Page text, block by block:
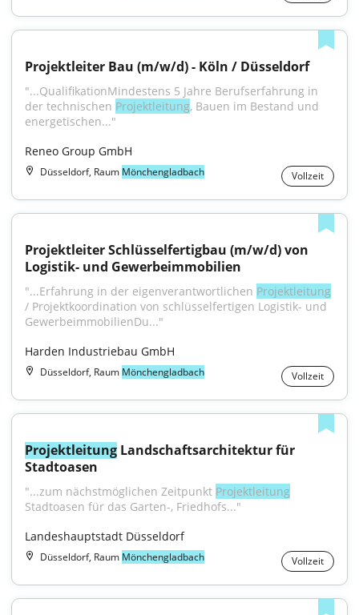
Projektleiter Bau (m/w/d) - Köln / Düsseldorf
"...QualifikationMindestens 5 Jahre Berufserfahrung in
der technischen Projektleitung, Bauen im Bestand und
energetischen..."
Reneo Group GmbH
Düsseldorf, Raum Mönchengladbach Vollzeit
Projektleiter Schlüsselfertigbau (m/w/d) von
Logistik- und Gewerbeimmobilien
"...Erfahrung in der eigenverantwortlichen Projektleitung
/ Projektkoordination von schlüsselfertigen Logistik- und
GewerbeimmobilienDu..."
Harden Industriebau GmbH
Düsseldorf, Raum Mönchengladbach Vollzeit
Projektleitung Landschaftsarchitektur für
Stadtoasen
"...zum nächstmöglichen Zeitpunkt Projektleitung
Stadtoasen für das Garten-, Friedhofs..."
Landeshauptstadt Düsseldorf
Düsseldorf, Raum Mönchengladbach Vollzeit